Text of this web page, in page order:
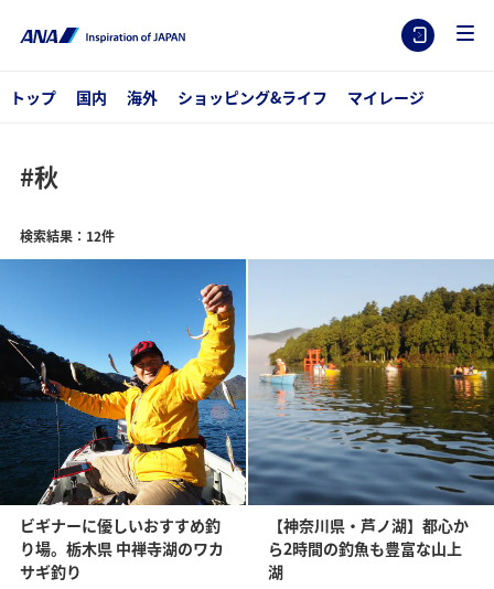
トップ 国内 海外 ショッピング&ライフ マイレージ
#秋
検索結果：12件
ビギナーに優しいおすすめ釣
り場。栃木県 中禅寺湖のワカ
サギ釣り
【神奈川県・芦ノ湖】都心か
ら2時間の釣魚も豊富な山上
湖